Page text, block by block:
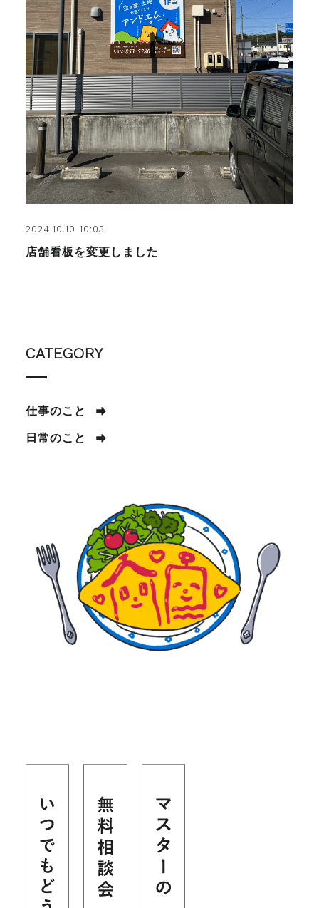
2024.10.10 10:03
店舗看板を変更しました
CATEGORY
仕事のこと
日常のこと